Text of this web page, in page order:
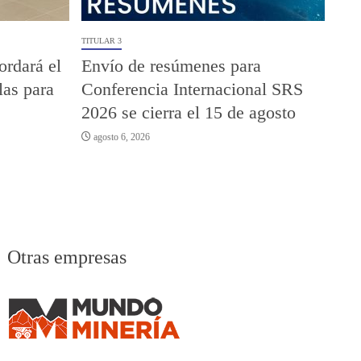
el
para
TITULAR 3
Envío de resúmenes para
Conferencia Internacional SRS
2026 se cierra el 15 de agosto
agosto 6, 2026
Otras empresas